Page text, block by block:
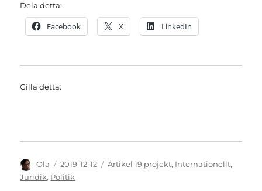
Dela detta:
Facebook X LinkedIn
Gilla detta:
Författare
Ola
Publicerat
den
2019-12-12 Kategorier
Artikel 19 projekt, Internationellt,
Juridik, Politik